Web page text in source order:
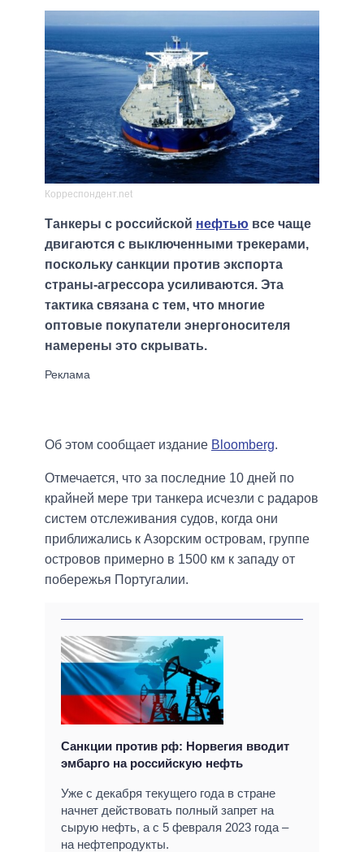
Корреспондент.net
Танкеры с российской нефтью все чаще
двигаются с выключенными трекерами,
поскольку санкции против экспорта
страны-агрессора усиливаются. Эта
тактика связана с тем, что многие
оптовые покупатели энергоносителя
намерены это скрывать.
Об этом сообщает издание Bloomberg.
Отмечается, что за последние 10 дней по
крайней мере три танкера исчезли с радаров
систем отслеживания судов, когда они
приближались к Азорским островам, группе
островов примерно в 1500 км к западу от
побережья Португалии.
Санкции против рф: Норвегия вводит
эмбарго на российскую нефть
Уже с декабря текущего года в стране
начнет действовать полный запрет на
сырую нефть, а с 5 февраля 2023 года –
на нефтепродукты.